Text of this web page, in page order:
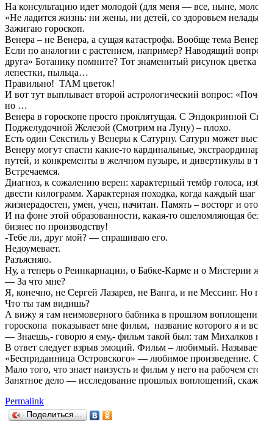
На консультацию идет молодой (для меня — все, ныне,
«Не ладится жизнь: ни жены, ни детей, со здоровьем
Зажигаю гороскоп.
Венера – не Венера, а сущая катастрофа. Вообще тема
Если по аналогии с растением, например? Наводящий
друга» Ботанику помните? Тот знаменитый рисунок
лепестки, пыльца…
Правильно! ТАМ цветок!
И вот тут выплывает второй астрологический вопрос:
но …
Венера в гороскопе просто проклятущая. С
Поджелудочной Железой (Смотрим на Луну) – плохо.
Есть один Секстиль у Венеры к Сатурну. Сатурн может
Венеру могут спасти какие-то кардинальные,
путей, и конкременты в желчном пузыре, и дивертикулы
Встречаемся.
Диагноз, к сожалению верен: характерный тембр голоса,
двести килограмм. Характерная походка, когда каждый
жизнерадостен, умен, учен, начитан. Память – восторг и
И на фоне этой образованности, какая-то ошеломляющая
бизнес по производству!
-Тебе ли, друг мой? — спрашиваю его.
Недоумевает.
Разъясняю.
Ну, а теперь о Реинкарнации, о Бабке-Карме и о Мистерии
— За что мне?
Я, конечно, не Сергей Лазарев, не Ванга, и не Мессинг.
Что ты там видишь?
А вижу я там неимоверного бабника в прошлом
гороскопа показывает мне фильм, название которого я и
— Знаешь,- говорю я ему,- фильм такой был: там Михалков
В ответ следует взрыв эмоций. Фильм – любимый.
«Бесприданница Островского» — любимое произведение.
Мало того, что знает наизусть и фильм у него на рабочем
Занятное дело — исследование прошлых воплощений,
Permalink
Поделиться…